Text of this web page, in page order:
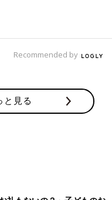
Recommended by
と見る